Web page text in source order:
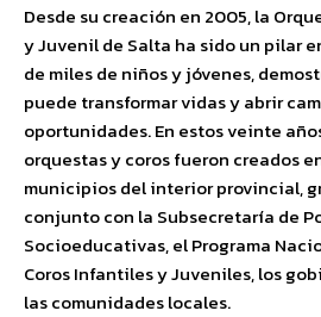
Desde su creación en 2005, la
y Juvenil de Salta ha sido un pilar
de miles de niños y jóvenes,
puede transformar vidas y abrir
oportunidades. En estos veinte
orquestas y coros fueron creados
municipios del interior provincial,
conjunto con la Subsecretaría de
Socioeducativas, el Programa
Coros Infantiles y Juveniles, los
las comunidades locales.